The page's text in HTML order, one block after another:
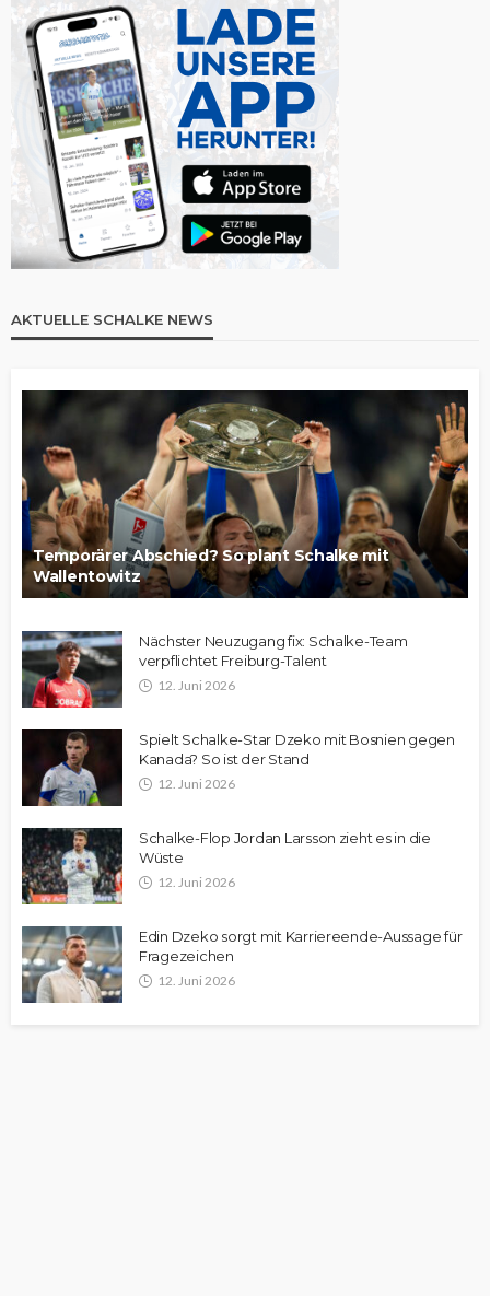
AKTUELLE SCHALKE NEWS
Temporärer Abschied? So plant Schalke mit
Wallentowitz
Nächster Neuzugang fix: Schalke-Team
verpflichtet Freiburg-Talent
12. Juni 2026
Spielt Schalke-Star Dzeko mit Bosnien gegen
Kanada? So ist der Stand
12. Juni 2026
Schalke-Flop Jordan Larsson zieht es in die
Wüste
12. Juni 2026
Edin Dzeko sorgt mit Karriereende-Aussage für
Fragezeichen
12. Juni 2026